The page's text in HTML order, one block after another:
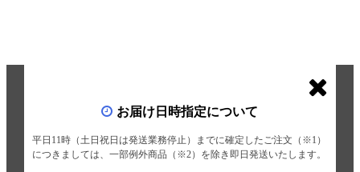
お届け日時指定について
平日11時（土日祝日は発送業務停止）までに確定したご注文（※1）
につきましては、一部例外商品（※2）を除き即日発送いたします。